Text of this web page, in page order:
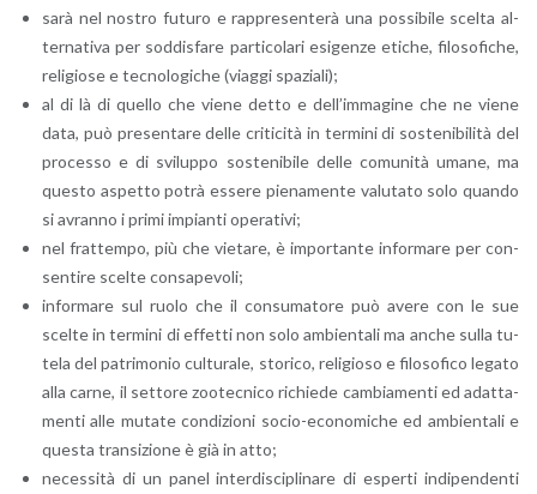
sarà nel no­stro fu­tu­ro e rap­pre­sen­te­rà una pos­si­bi­le scel­ta al­
ter­na­ti­va per sod­di­sfa­re par­ti­co­la­ri esi­gen­ze eti­che, fi­lo­so­fi­che,
re­li­gio­se e tec­no­lo­gi­che (viag­gi spa­zia­li);
al di là di quel­lo che viene detto e del­l’im­ma­gi­ne che ne viene
data, può pre­sen­ta­re delle cri­ti­ci­tà in ter­mi­ni di so­ste­ni­bi­li­tà del
pro­ces­so e di svi­lup­po so­ste­ni­bi­le delle co­mu­ni­tà umane, ma
que­sto aspet­to potrà es­se­re pie­na­men­te va­lu­ta­to solo quan­do
si avran­no i primi im­pian­ti ope­ra­ti­vi;
nel frat­tem­po, più che vie­ta­re, è im­por­tan­te in­for­ma­re per con­
sen­ti­re scel­te con­sa­pe­vo­li;
in­for­ma­re sul ruolo che il con­su­ma­to­re può avere con le sue
scel­te in ter­mi­ni di ef­fet­ti non solo am­bien­ta­li ma anche sulla tu­
te­la del pa­tri­mo­nio cul­tu­ra­le, sto­ri­co, re­li­gio­so e fi­lo­so­fi­co le­ga­to
alla carne, il set­to­re zoo­tec­ni­co ri­chie­de cam­bia­men­ti ed adat­ta­
men­ti alle mu­ta­te con­di­zio­ni so­cio-eco­no­mi­che ed am­bien­ta­li e
que­sta tran­si­zio­ne è già in atto;
ne­ces­si­tà di un panel in­ter­di­sci­pli­na­re di esper­ti in­di­pen­den­ti